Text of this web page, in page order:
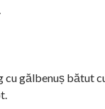
gălbenuș bătut